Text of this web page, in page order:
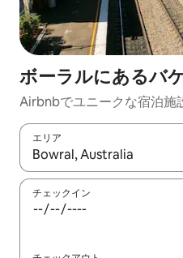
ボーラルにあるバ
Airbnbでユニークな宿泊施
エリア
検索結果が表示されたら、
チェックイン